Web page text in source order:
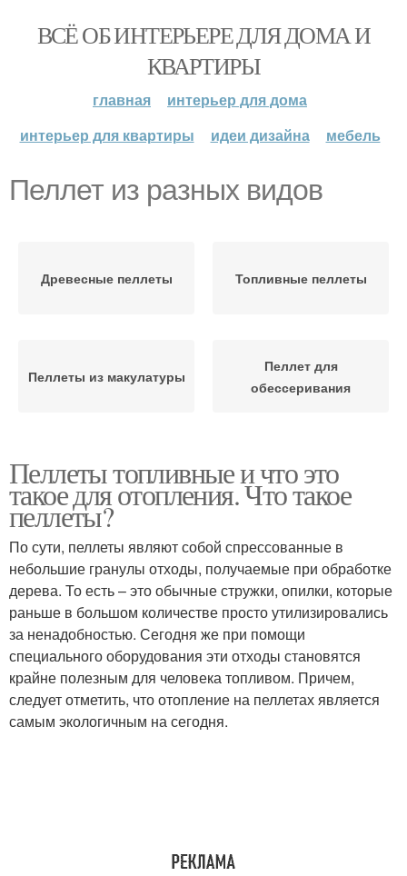
ВСЁ ОБ ИНТЕРЬЕРЕ ДЛЯ ДОМА И
КВАРТИРЫ
главная
интерьер для дома
интерьер для квартиры
идеи дизайна мебель
Пеллет из разных видов
Древесные пеллеты Топливные пеллеты
Пеллеты из макулатуры
Пеллет для
обессеривания
Пеллеты топливные и что это
такое для отопления. Что такое
пеллеты?
По сути, пеллеты являют собой спрессованные в
небольшие гранулы отходы, получаемые при обработке
дерева. То есть – это обычные стружки, опилки, которые
раньше в большом количестве просто утилизировались
за ненадобностью. Сегодня же при помощи
специального оборудования эти отходы становятся
крайне полезным для человека топливом. Причем,
следует отметить, что отопление на пеллетах является
самым экологичным на сегодня.